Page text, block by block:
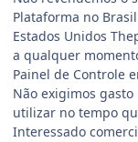
Plataforma no
Estados Unidos
a qualquer
Painel de Controle
Não exigimos
utilizar no tempo
Interessado